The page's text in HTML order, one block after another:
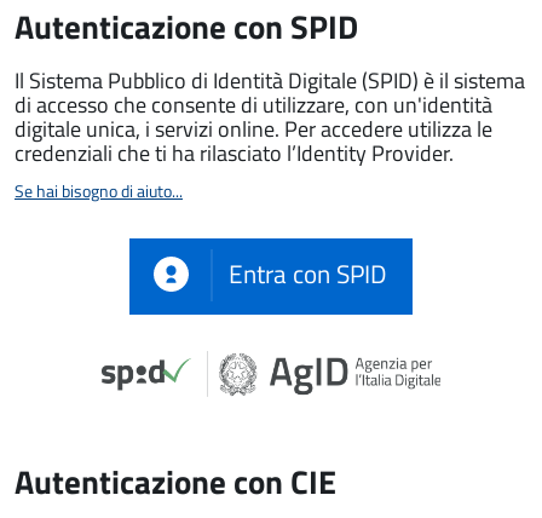
Autenticazione con SPID
Il Sistema Pubblico di Identità Digitale (SPID) è il sistema
di accesso che consente di utilizzare, con un'identità
digitale unica, i servizi online. Per accedere utilizza le
credenziali che ti ha rilasciato l’Identity Provider.
Se hai bisogno di aiuto...
Entra con SPID
Autenticazione con CIE